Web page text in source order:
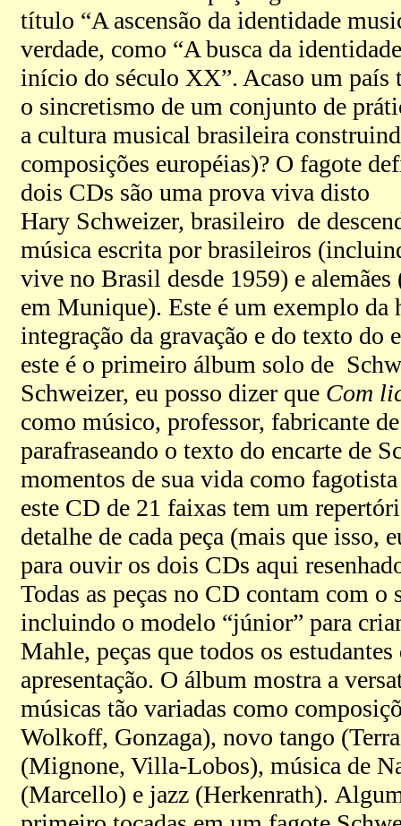
título “A ascensão da identidade
verdade, como “A busca da
início do século XX”. Acaso um país
o sincretismo de um conjunto de
a cultura musical brasileira
composições européias)? O fagote
dois CDs são uma prova viva disto
Hary Schweizer, brasileiro de
música escrita por brasileiros
vive no Brasil desde 1959) e
em Munique). Este é um exemplo
integração da gravação e do texto
este é o primeiro álbum solo de
Schweizer, eu posso dizer que Com
como músico, professor, fabricante
parafraseando o texto do encarte de
momentos de sua vida como
este CD de 21 faixas tem um
detalhe de cada peça (mais que isso,
para ouvir os dois CDs aqui
Todas as peças no CD contam com
incluindo o modelo “júnior” para
Mahle, peças que todos os
apresentação. O álbum mostra a
músicas tão variadas como
Wolkoff, Gonzaga), novo tango
(Mignone, Villa-Lobos), música de
(Marcello) e jazz (Herkenrath).